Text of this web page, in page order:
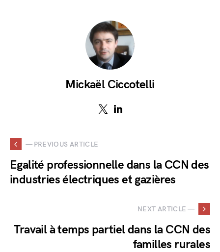
Mickaël Ciccotelli
— PREVIOUS ARTICLE
Egalité professionnelle dans la CCN des
industries électriques et gazières
NEXT ARTICLE —
Travail à temps partiel dans la CCN des
familles rurales